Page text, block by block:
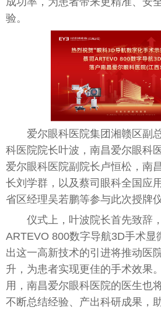
验。
爱尔眼科医院集团湘赣区副
科医院院长叶波，南昌爱尔眼科
爱尔眼科医院副院长卢恒松，南
长刘学群，以及蔡司眼科全国应
省区经理吴若鹏等参与此次授牌仪
仪式上，叶波院长首先致辞
ARTEVO 800数字导航3D手术显
出这一高新技术的引进将推动医
升，为患者实现更佳的手术效果
用，南昌爱尔眼科医院的医生也
不断总结经验、产出科研成果，